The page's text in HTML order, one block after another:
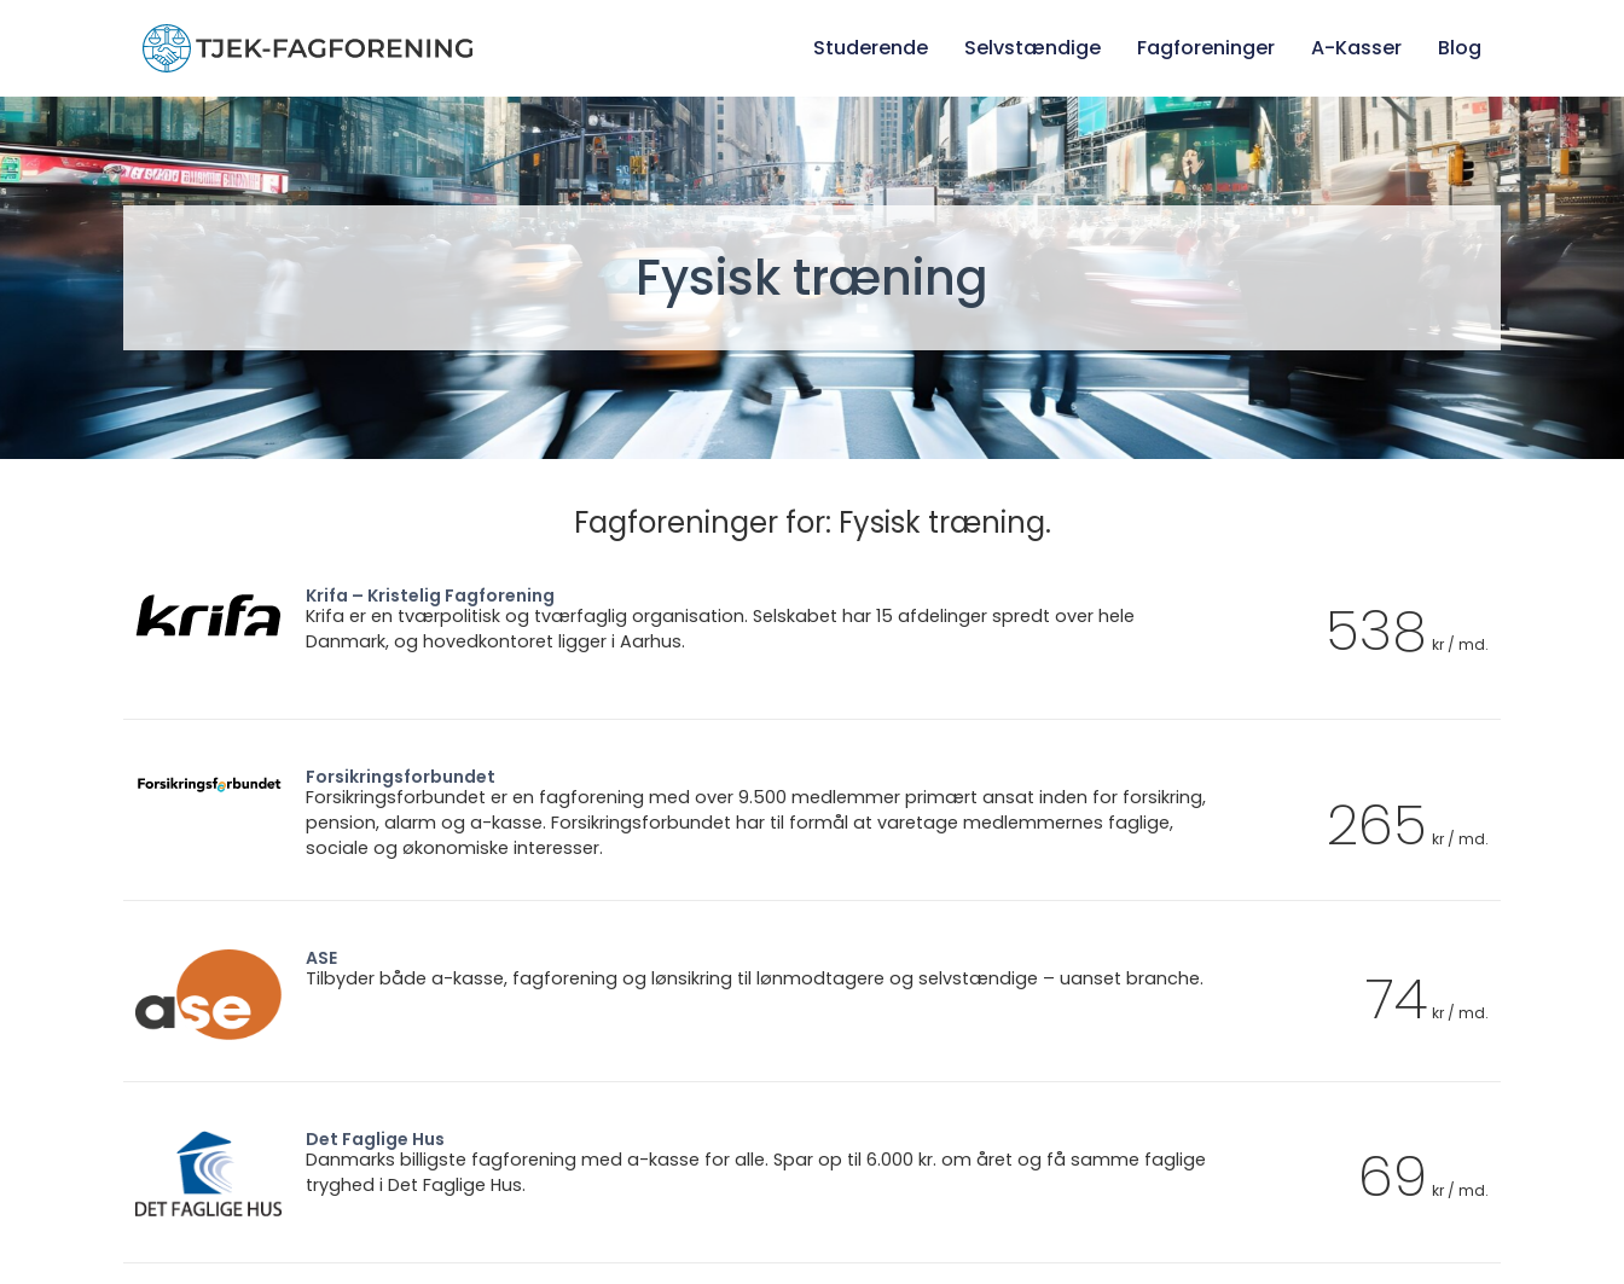
Studerende Selvstændige Fagforeninger A-Kasser Blog
Fysisk træning
Fagforeninger for: Fysisk træning.
Krifa – Kristelig Fagforening
Krifa er en tværpolitisk og tværfaglig organisation. Selskabet har 15 afdelinger spredt over hele
Danmark, og hovedkontoret ligger i Aarhus.
538 kr / md.
Forsikringsforbundet
Forsikringsforbundet er en fagforening med over 9.500 medlemmer primært ansat inden for forsikring,
pension, alarm og a-kasse. Forsikringsforbundet har til formål at varetage medlemmernes faglige,
sociale og økonomiske interesser.
265 kr / md.
ASE
Tilbyder både a-kasse, fagforening og lønsikring til lønmodtagere og selvstændige – uanset branche.
74 kr / md.
Det Faglige Hus
Danmarks billigste fagforening med a-kasse for alle. Spar op til 6.000 kr. om året og få samme faglige
tryghed i Det Faglige Hus.
69 kr / md.